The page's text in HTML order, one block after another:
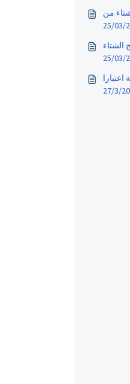
من
الشتاء